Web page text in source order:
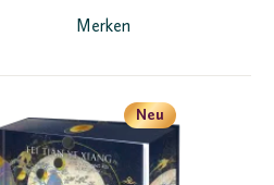
Merken
Neu